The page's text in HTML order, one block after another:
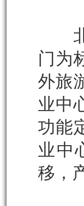
北
门为
外旅
业中
功能
业中
移，